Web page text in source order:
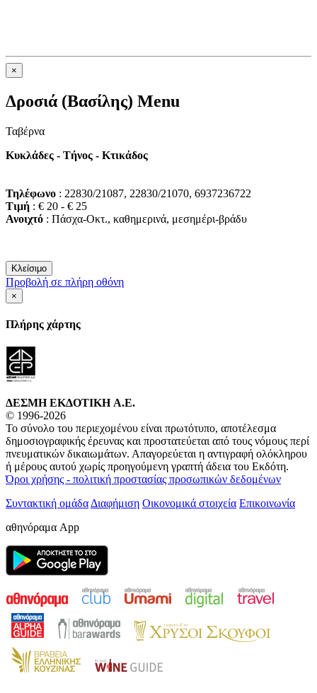
×
Δροσιά (Βασίλης) Menu
Ταβέρνα
Κυκλάδες - Τήνος - Κτικάδος
Τηλέφωνο : 22830/21087, 22830/21070, 6937236722
Τιμή : € 20 - € 25
Ανοιχτό : Πάσχα-Οκτ., καθημερινά, μεσημέρι-βράδυ
Κλείσιμο
Προβολή σε πλήρη οθόνη
×
Πλήρης χάρτης
ΔΕΣΜΗ ΕΚΔΟΤΙΚΗ A.E.
© 1996-2026
Το σύνολο του περιεχομένου είναι πρωτότυπο, αποτέλεσμα
δημοσιογραφικής έρευνας και προστατεύεται από τους νόμους περί
πνευματικών δικαιωμάτων. Απαγορεύεται η αντιγραφή ολόκληρου
ή μέρους αυτού χωρίς προηγούμενη γραπτή άδεια του Εκδότη.
Όροι χρήσης - πολιτική προστασίας προσωπικών δεδομένων
Συντακτική ομάδα Διαφήμιση Οικονομικά στοιχεία Επικοινωνία
αθηνόραμα App